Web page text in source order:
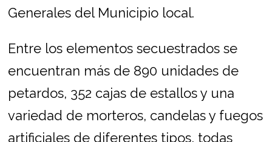
Generales del Municipio local.
Entre los elementos secuestrados se
encuentran más de 890 unidades de
petardos, 352 cajas de estallos y una
variedad de morteros, candelas y fuegos
artificiales de diferentes tipos, todas